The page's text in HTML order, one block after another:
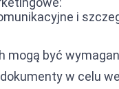
i
mogą być
w celu